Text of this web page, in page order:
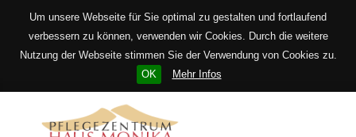
Um unsere Webseite für Sie optimal zu gestalten und fortlaufend
verbessern zu können, verwenden wir Cookies. Durch die weitere
Nutzung der Webseite stimmen Sie der Verwendung von Cookies zu.
OK
Mehr Infos